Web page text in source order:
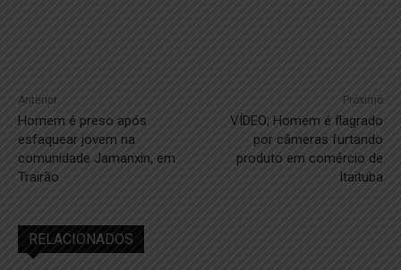
Anterior
Homem é preso após
esfaquear jovem na
comunidade Jamanxin, em
Trairão
Próximo
VÍDEO; Homem é flagrado
por câmeras furtando
produto em comércio de
Itaituba
RELACIONADOS